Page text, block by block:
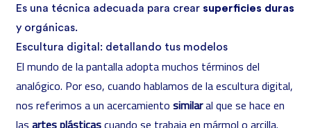
Es una técnica adecuada para crear superficies duras
y orgánicas.
Escultura digital: detallando tus modelos
El mundo de la pantalla adopta muchos términos del
analógico. Por eso, cuando hablamos de la escultura digital,
nos referimos a un acercamiento similaral que se hace en
las artes plásticascuando se trabaja en mármol o arcilla.